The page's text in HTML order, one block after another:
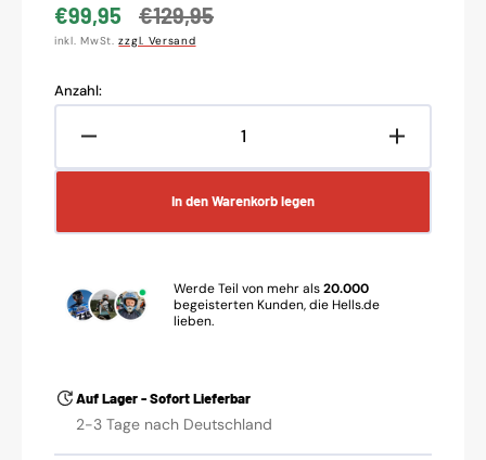
Verkaufspreis
€99,95
Normaler
€129,95
inkl. MwSt.zzgl. Versand
Anzahl:
die
Acerbis
passend
für
Suzuki
OEM13
Erhöhe
die
Acerbis
In den Warenkorb legen
Werde Teil von mehr als20.000
begeisterten Kunden, die Hells.de
lieben.
Auf Lager - Sofort Lieferbar
2-3 Tage nach Deutschland